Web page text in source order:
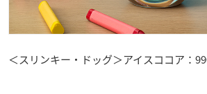
＜スリンキー・ドッグ＞アイスココア：